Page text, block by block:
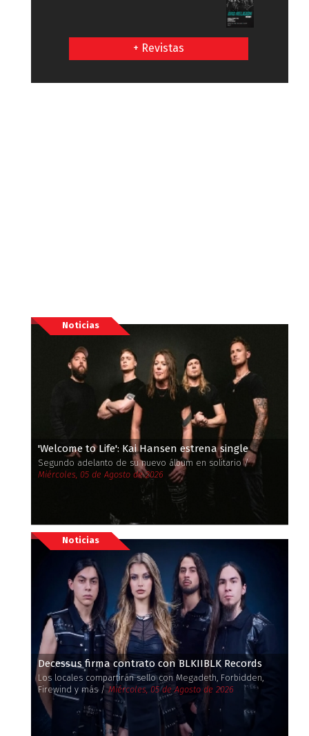
+ Revistas
Noticias
'Welcome to Life': Kai Hansen estrena single
Segundo adelanto de su nuevo álbum en solitario /
Miércoles, 05 de Agosto de 2026
Noticias
Decessus firma contrato con BLKIIBLK Records
Los locales compartirán sello con Megadeth, Forbidden,
Firewind y más /Miércoles, 05 de Agosto de 2026